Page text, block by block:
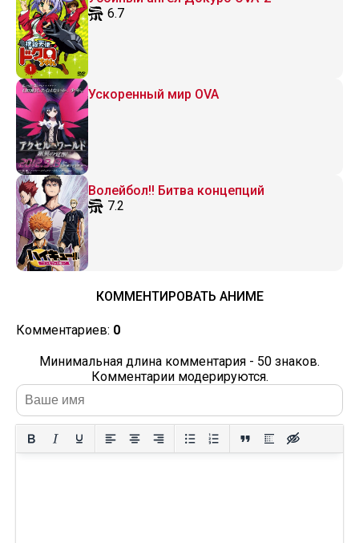
6.7
Ускоренный мир OVA
Волейбол!! Битва концепций
7.2
КОММЕНТИРОВАТЬ АНИМЕ
Комментариев: 0
Минимальная длина комментария - 50 знаков.
Комментарии модерируются.